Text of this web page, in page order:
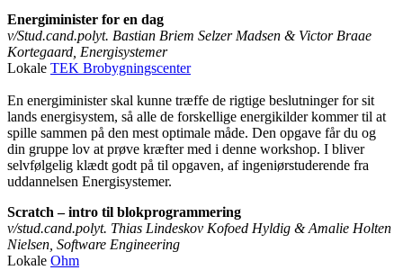
Energiminister for en dag
v/Stud.cand.polyt. Bastian Briem Selzer Madsen & Victor Braae
Kortegaard, Energisystemer
Lokale TEK Brobygningscenter
En energiminister skal kunne træffe de rigtige beslutninger for sit
lands energisystem, så alle de forskellige energikilder kommer til at
spille sammen på den mest optimale måde. Den opgave får du og
din gruppe lov at prøve kræfter med i denne workshop. I bliver
selvfølgelig klædt godt på til opgaven, af ingeniørstuderende fra
uddannelsen Energisystemer.
Scratch – intro til blokprogrammering
v/stud.cand.polyt. Thias Lindeskov Kofoed Hyldig & Amalie Holten
Nielsen, Software Engineering
Lokale Ohm